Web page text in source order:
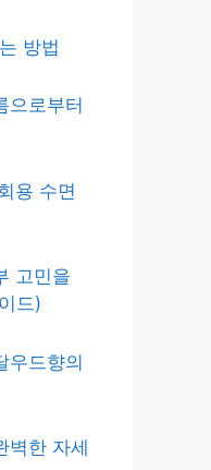
방법
으로부터
용 수면
고민을
드)
우드향의
벽한 자세